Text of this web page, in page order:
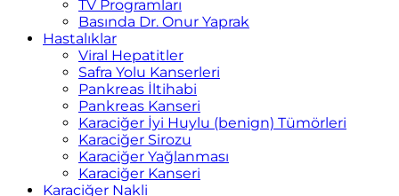
TV Programları
Basında Dr. Onur Yaprak
Hastalıklar
Viral Hepatitler
Safra Yolu Kanserleri
Pankreas İltihabi
Pankreas Kanseri
Karaciğer İyi Huylu (benign) Tümörleri
Karaciğer Sirozu
Karaciğer Yağlanması
Karaciğer Kanseri
Karaciğer Nakli